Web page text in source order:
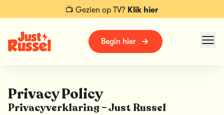
📺 Gezien op TV? Klik hier
Begin hier
Privacy Policy
Privacyverklaring – Just Russel